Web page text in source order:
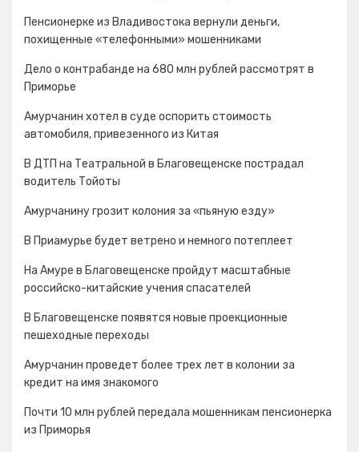
Пенсионерке из Владивостока вернули деньги,
похищенные «телефонными» мошенниками
Дело о контрабанде на 680 млн рублей рассмотрят в
Приморье
Амурчанин хотел в суде оспорить стоимость
автомобиля, привезенного из Китая
В ДТП на Театральной в Благовещенске пострадал
водитель Тойоты
Амурчанину грозит колония за «пьяную езду»
В Приамурье будет ветрено и немного потеплеет
На Амуре в Благовещенске пройдут масштабные
российско-китайские учения спасателей
В Благовещенске появятся новые проекционные
пешеходные переходы
Амурчанин проведет более трех лет в колонии за
кредит на имя знакомого
Почти 10 млн рублей передала мошенникам пенсионерка
из Приморья